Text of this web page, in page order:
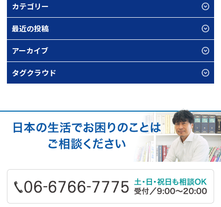
カテゴリー
最近の投稿
アーカイブ
タグクラウド